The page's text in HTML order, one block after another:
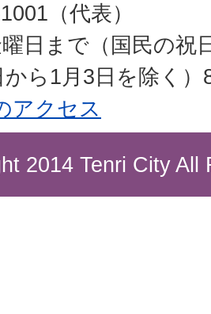
（代表）
日まで（国民の祝
から1月3日を除く
アクセス
2014 Tenri City All